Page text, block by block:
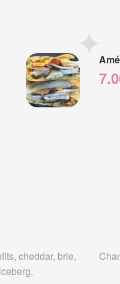
cheddar, brie,